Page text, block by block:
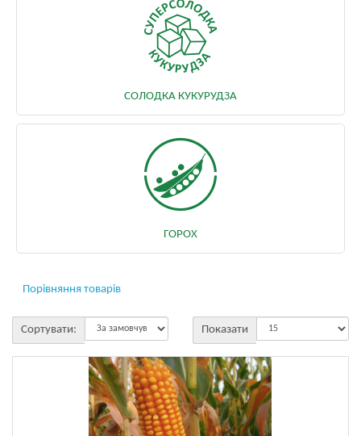
СОЛОДКА КУКУРУДЗА
ГОРОХ
Порівняння товарів
Сортувати: Показати